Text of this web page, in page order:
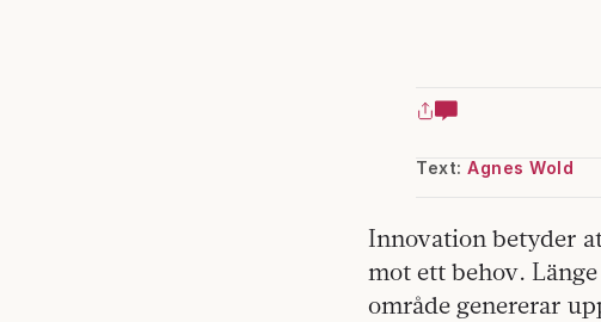
Text: Agnes Wold
Innovation betyder
mot ett behov.
område genererar